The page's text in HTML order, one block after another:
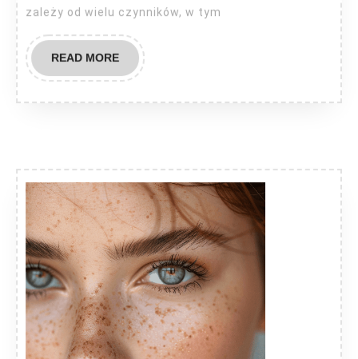
zależy od wielu czynników, w tym
READ MOREREAD
MORE